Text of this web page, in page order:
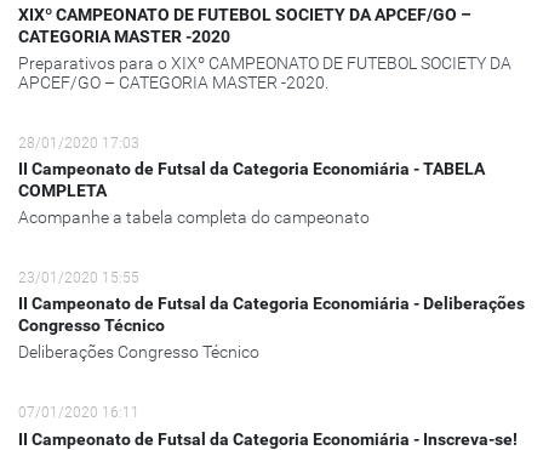
XIXº CAMPEONATO DE FUTEBOL SOCIETY DA APCEF/GO –
CATEGORIA MASTER -2020
Preparativos para o XIXº CAMPEONATO DE FUTEBOL SOCIETY DA
APCEF/GO – CATEGORIA MASTER -2020.
28/01/2020 17:03
II Campeonato de Futsal da Categoria Economiária - TABELA
COMPLETA
Acompanhe a tabela completa do campeonato
23/01/2020 15:55
II Campeonato de Futsal da Categoria Economiária - Deliberações
Congresso Técnico
Deliberações Congresso Técnico
07/01/2020 16:11
II Campeonato de Futsal da Categoria Economiária - Inscreva-se!